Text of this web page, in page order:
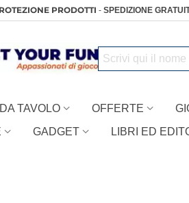
PRODOTTI - SPEDIZIONE
TAVOLO OFFERTE
GADGET LIBRI ED